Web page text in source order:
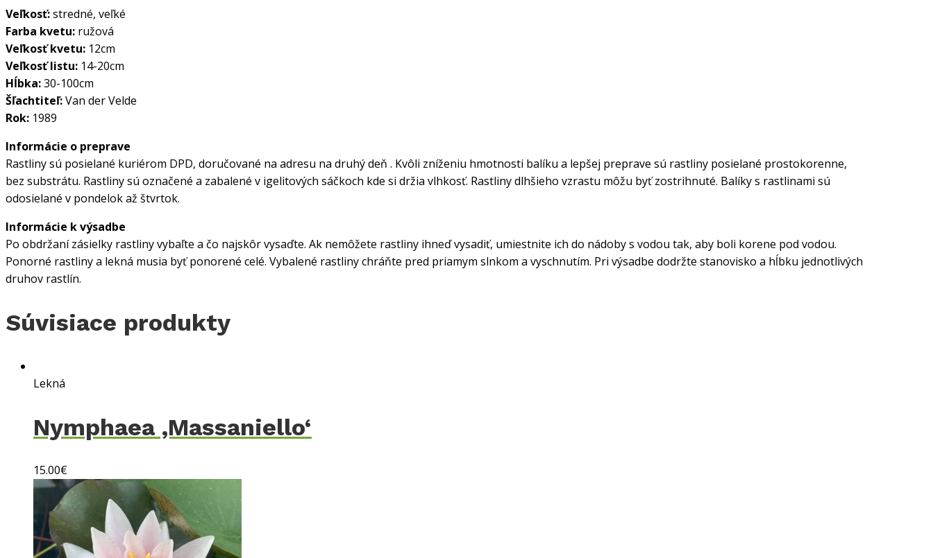
Veľkosť:stredné, veľké
Farba kvetu: ružová
Veľkosť kvetu: 12cm
Veľkosť listu: 14-20cm
Hĺbka:30-100cm
Šľachtiteľ:Van der Velde
Rok: 1989
Informácie o preprave
Rastliny sú posielané kuriérom DPD, doručované na adresu na druhý deň . Kvôli zníženiu hmotnosti balíku a lepšej preprave sú rastliny posielané prostokorenne,
bez substrátu. Rastliny sú označené a zabalené v igelitových sáčkoch kde si držia vlhkosť. Rastliny dlhšieho vzrastu môžu byť zostrihnuté. Balíky s rastlinami sú
odosielané v pondelok až štvrtok.
Informácie k výsadbe
Po obdržaní zásielky rastliny vybaľte a čo najskôr vysaďte. Ak nemôžete rastliny ihneď vysadiť, umiestnite ich do nádoby s vodou tak, aby boli korene pod vodou.
Ponorné rastliny a lekná musia byť ponorené celé. Vybalené rastliny chráňte pred priamym slnkom a vyschnutím. Pri výsadbe dodržte stanovisko a hĺbku jednotlivých
druhov rastlín.
Súvisiace produkty
Lekná
Nymphaea ‚Massaniello‘
15.00€